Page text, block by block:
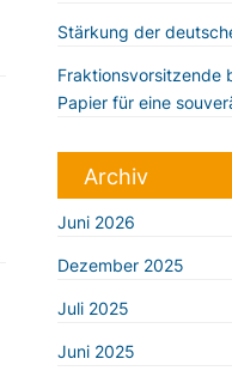
Stärkung der
Fraktionsvorsitzende
Papier für eine
Archiv
Juni 2026
Dezember 2025
Juli 2025
Juni 2025